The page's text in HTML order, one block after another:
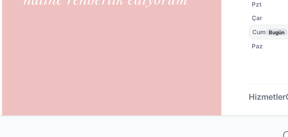
Pzt
Çar
Cum Bugün
Paz
Hizmetler